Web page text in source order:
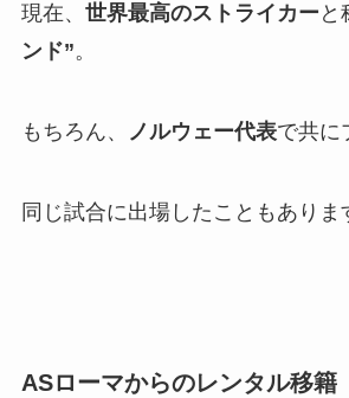
現在、 世界最高のストライカー と
ンド”。
もちろん、 ノルウェー代表で共に
同じ試合に出場したこともありま
ASローマからのレンタル移籍